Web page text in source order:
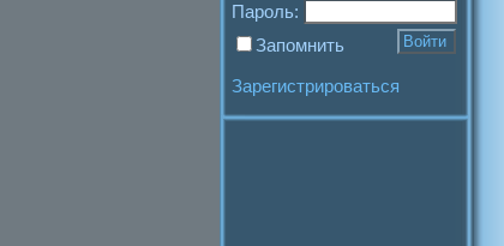
Пароль:
Запомнить
Зарегистрироваться